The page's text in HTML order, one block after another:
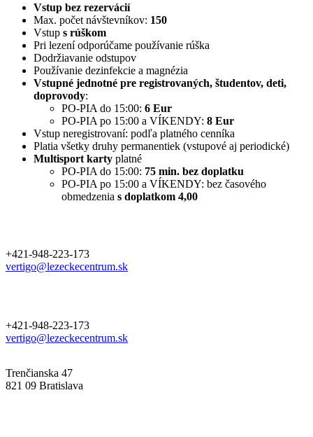
Vstup bez rezervácií
Max. počet návštevníkov: 150
Vstup s rúškom
Pri lezení odporúčame používanie rúška
Dodržiavanie odstupov
Používanie dezinfekcie a magnézia
Vstupné jednotné pre registrovaných, študentov, deti,
doprovody:
PO-PIA do 15:00: 6 Eur
PO-PIA po 15:00 a VÍKENDY: 8 Eur
Vstup neregistrovaní: podľa platného cenníka
Platia všetky druhy permanentiek (vstupové aj periodické)
Multisport karty platné
PO-PIA do 15:00: 75 min. bez doplatku
PO-PIA po 15:00 a VÍKENDY: bez časového
obmedzenia s doplatkom 4,00
+421-948-223-173
vertigo@lezeckecentrum.sk
+421-948-223-173
vertigo@lezeckecentrum.sk
Trenčianska 47
821 09 Bratislava